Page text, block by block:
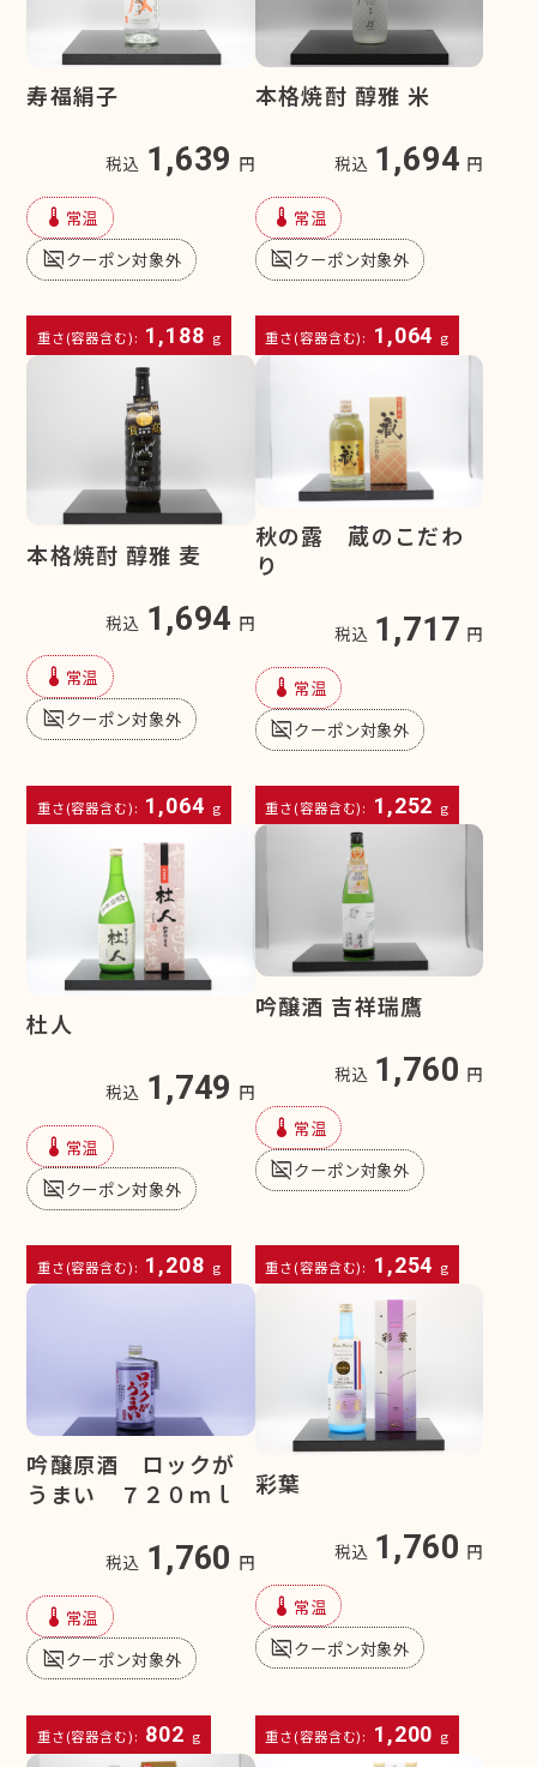
寿福絹子
税込 1,639 円
device_thermostat 常温
subtitles_offクーポン対象外
重さ(容器含む): 1,188 g
本格焼酎 醇雅 米
税込 1,694 円
device_thermostat 常温
subtitles_offクーポン対象外
重さ(容器含む): 1,064 g
本格焼酎 醇雅 麦
税込 1,694 円
device_thermostat 常温
subtitles_offクーポン対象外
重さ(容器含む): 1,064 g
秋の露 蔵のこだわ
り
税込 1,717 円
device_thermostat 常温
subtitles_offクーポン対象外
重さ(容器含む): 1,252 g
杜人
税込 1,749 円
device_thermostat 常温
subtitles_offクーポン対象外
重さ(容器含む): 1,208 g
吟醸酒 吉祥瑞鷹
税込 1,760 円
device_thermostat 常温
subtitles_offクーポン対象外
重さ(容器含む): 1,254 g
吟醸原酒 ロックが
うまい ７２０ｍｌ
税込 1,760 円
device_thermostat 常温
subtitles_offクーポン対象外
重さ(容器含む): 802 g
彩葉
税込 1,760 円
device_thermostat 常温
subtitles_offクーポン対象外
重さ(容器含む): 1,200 g